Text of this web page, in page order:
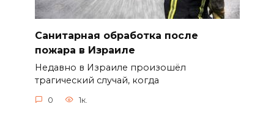
Санитарная обработка после
пожара в Израиле
Недавно в Израиле произошёл
трагический случай, когда
0 1к.